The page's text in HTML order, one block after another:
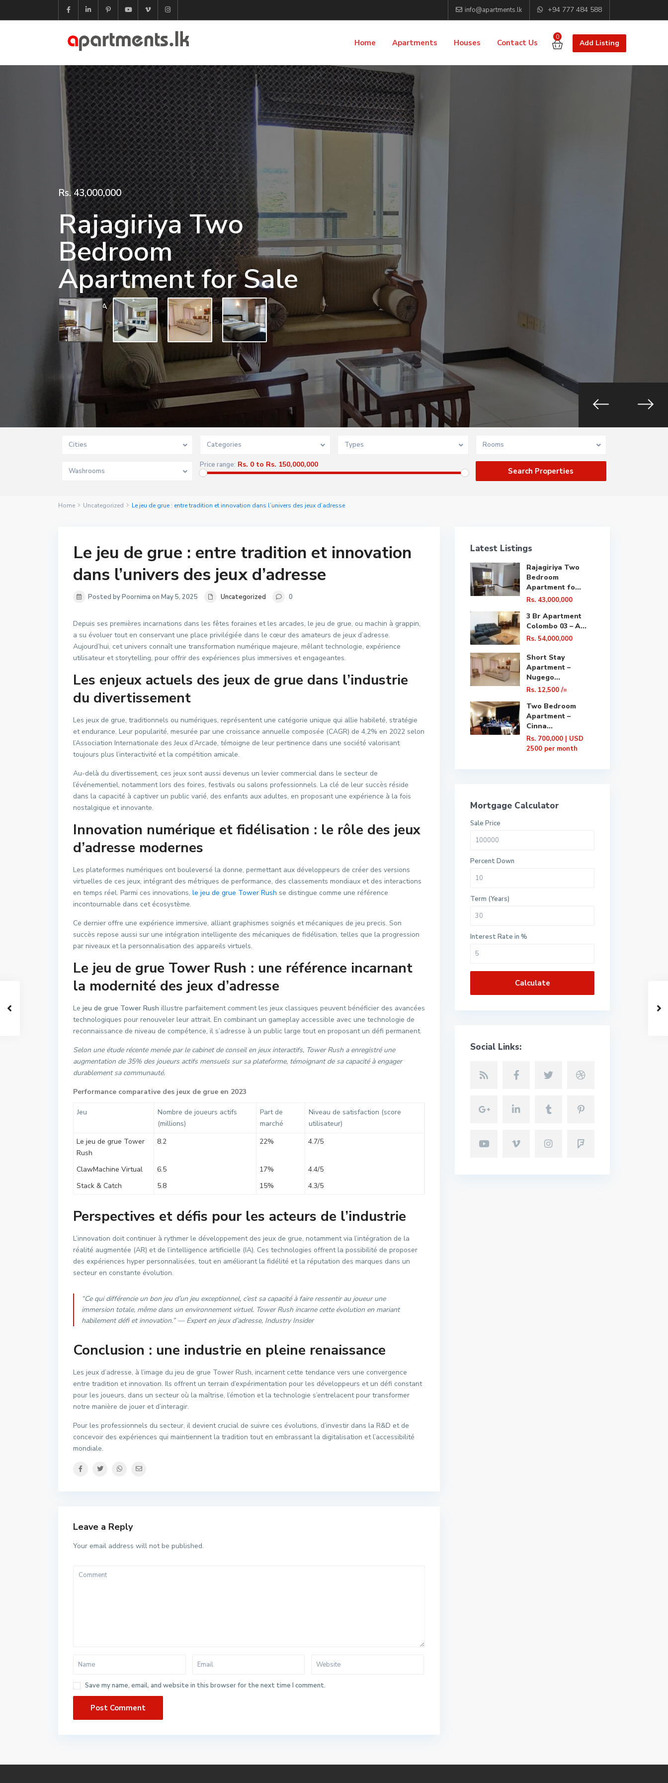
info@apartments.lk +94 777 484 588
0
Add Listing
Home Apartments Houses Contact Us
Rs. 43,000,000
Rajagiriya Two
Bedroom
Apartment for Sale
0 BD 0 BA
Cities Categories Types Rooms
Washrooms
Price range: Rs. 0 to Rs. 150,000,000
Home Uncategorized Le jeu de grue : entre tradition et innovation dans l’univers des jeux d’adresse
Le jeu de grue : entre tradition et innovation
dans l’univers des jeux d’adresse
Posted by Poornima on May 5, 2025 Uncategorized 0
Depuis ses premières incarnations dans les fêtes foraines et les arcades, le jeu de grue, ou machin à grappin,
a su évoluer tout en conservant une place privilégiée dans le cœur des amateurs de jeux d’adresse.
Aujourd’hui, cet univers connaît une transformation numérique majeure, mêlant technologie, expérience
utilisateur et storytelling, pour offrir des expériences plus immersives et engageantes.
Les enjeux actuels des jeux de grue dans l’industrie
du divertissement
Les jeux de grue, traditionnels ou numériques, représentent une catégorie unique qui allie habileté, stratégie
et endurance. Leur popularité, mesurée par une croissance annuelle composée (CAGR) de 4,2% en 2022 selon
l’Association Internationale des Jeux d’Arcade, témoigne de leur pertinence dans une société valorisant
toujours plus l’interactivité et la compétition amicale.
Au-delà du divertissement, ces jeux sont aussi devenus un levier commercial dans le secteur de
l’événementiel, notamment lors des foires, festivals ou salons professionnels. La clé de leur succès réside
dans la capacité à captiver un public varié, des enfants aux adultes, en proposant une expérience à la fois
nostalgique et innovante.
Innovation numérique et fidélisation : le rôle des jeux
d’adresse modernes
Les plateformes numériques ont bouleversé la donne, permettant aux développeurs de créer des versions
virtuelles de ces jeux, intégrant des métriques de performance, des classements mondiaux et des interactions
en temps réel. Parmi ces innovations, le jeu de grue Tower Rush se distingue comme une référence
incontournable dans cet écosystème.
Ce dernier offre une expérience immersive, alliant graphismes soignés et mécaniques de jeu precis. Son
succès repose aussi sur une intégration intelligente des mécaniques de fidélisation, telles que la progression
par niveaux et la personnalisation des appareils virtuels.
Le jeu de grue Tower Rush : une référence incarnant
la modernité des jeux d’adresse
Le jeu de grue Tower Rush illustre parfaitement comment les jeux classiques peuvent bénéficier des avancées
technologiques pour renouveler leur attrait. En combinant un gameplay accessible avec une technologie de
reconnaissance de niveau de compétence, il s’adresse à un public large tout en proposant un défi permanent.
Selon une étude récente menée par le cabinet de conseil en jeux interactifs, Tower Rush a enregistré une
augmentation de 35% des joueurs actifs mensuels sur sa plateforme, témoignant de sa capacité à engager
durablement sa communauté.
Performance comparative des jeux de grue en 2023
Jeu
Nombre de joueurs actifs
(millions)
Part de
marché
Niveau de satisfaction (score
utilisateur)
Le jeu de grue Tower
Rush
8.2 22% 4.7/5
ClawMachine Virtual 6.5 17%
4.4/5
Stack & Catch
5.8 15% 4.3/5
Perspectives et défis pour les acteurs de l’industrie
L’innovation doit continuer à rythmer le développement des jeux de grue, notamment via l’intégration de la
réalité augmentée (AR) et de l’intelligence artificielle (IA). Ces technologies offrent la possibilité de proposer
des expériences hyper personnalisées, tout en améliorant la fidélité et la réputation des marques dans un
secteur en constante évolution.
“Ce qui différencie un bon jeu d’un jeu exceptionnel, c’est sa capacité à faire ressentir au joueur une
immersion totale, même dans un environnement virtuel. Tower Rush incarne cette évolution en mariant
habilement défi et innovation.” — Expert en jeux d’adresse, Industry Insider
Conclusion : une industrie en pleine renaissance
Les jeux d’adresse, à l’image du jeu de grue Tower Rush, incarnent cette tendance vers une convergence
entre tradition et innovation. Ils offrent un terrain d’expérimentation pour les développeurs et un défi constant
pour les joueurs, dans un secteur où la maîtrise, l’émotion et la technologie s’entrelacent pour transformer
notre manière de jouer et d’interagir.
Pour les professionnels du secteur, il devient crucial de suivre ces évolutions, d’investir dans la R&D et de
concevoir des expériences qui maintiennent la tradition tout en embrassant la digitalisation et l’accessibilité
mondiale.
Leave a Reply
Your email address will not be published.
Save my name, email, and website in this browser for the next time I comment.
Latest Listings
Rajagiriya Two
Bedroom
Apartment fo...
Rs. 43,000,000
3 Br Apartment
Colombo 03 – A...
Rs. 54,000,000
Short Stay
Apartment –
Nugego...
Rs. 12,500/=
Two Bedroom
Apartment –
Cinna...
Rs. 700,000 | USD
2500 per month
Mortgage Calculator
Sale Price
Percent Down
Term (Years)
Interest Rate in %
Calculate
Social Links: